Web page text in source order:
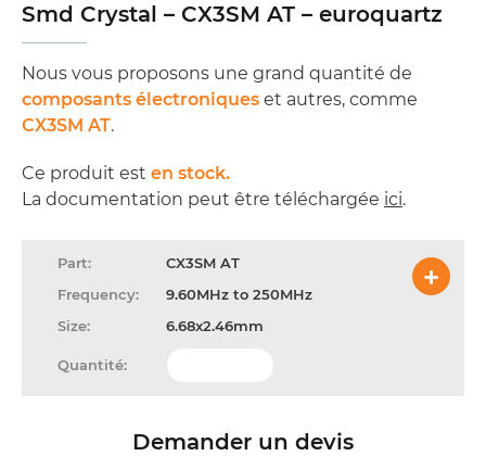
Smd Crystal – CX3SM AT – euroquartz
Nous vous proposons une grand quantité de
composants électroniques et autres, comme
CX3SM AT.
Ce produit est en stock.
La documentation peut être téléchargée ici.
CX3SM AT
9.60MHz to 250MHz
6.68x2.46mm
Demander un devis